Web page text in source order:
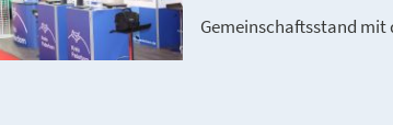
Gemeinschaftsstand mit